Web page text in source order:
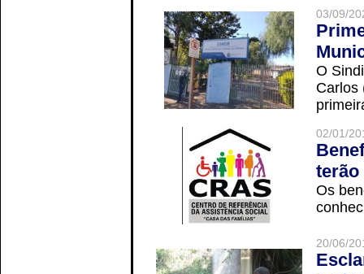
03/09/
O
Carlos
02/01/
terão
Os
20/06/